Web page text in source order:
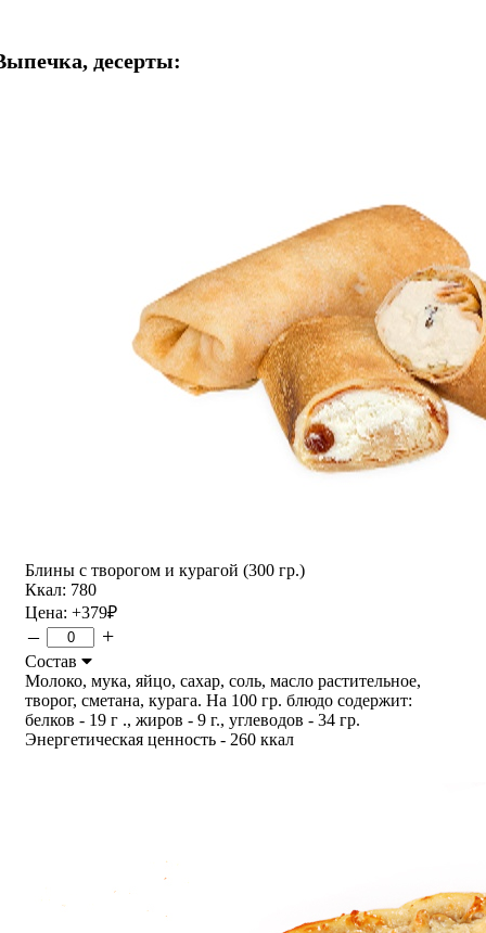
десерты:
Блины с творогом и курагой (300 гр.)
Ккал: 780
Цена: +379₽
– +
Состав
Молоко, мука, яйцо, сахар, соль, масло растительное,
творог, сметана, курага. На 100 гр. блюдо содержит:
белков - 19 г ., жиров - 9 г., углеводов - 34 гр.
Энергетическая ценность - 260 ккал